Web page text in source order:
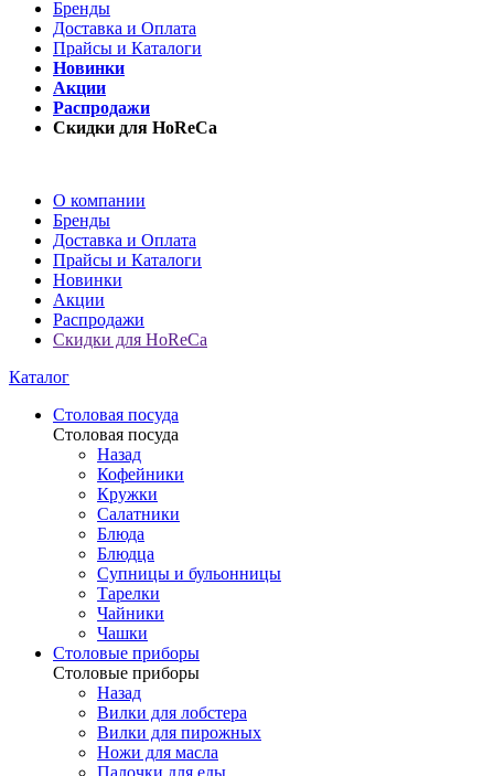
Бренды
Доставка и Оплата
Прайсы и Каталоги
Новинки
Акции
Распродажи
Скидки для HoReCa
О компании
Бренды
Доставка и Оплата
Прайсы и Каталоги
Новинки
Акции
Распродажи
Скидки для HoReCa
Каталог
Столовая посуда
Столовая посуда
Назад
Кофейники
Кружки
Салатники
Блюда
Блюдца
Супницы и бульонницы
Тарелки
Чайники
Чашки
Cтоловые приборы
Cтоловые приборы
Назад
Вилки для лобстера
Вилки для пирожных
Ножи для масла